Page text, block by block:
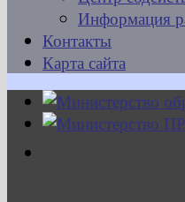
Информация
Контакты
Карта сайта